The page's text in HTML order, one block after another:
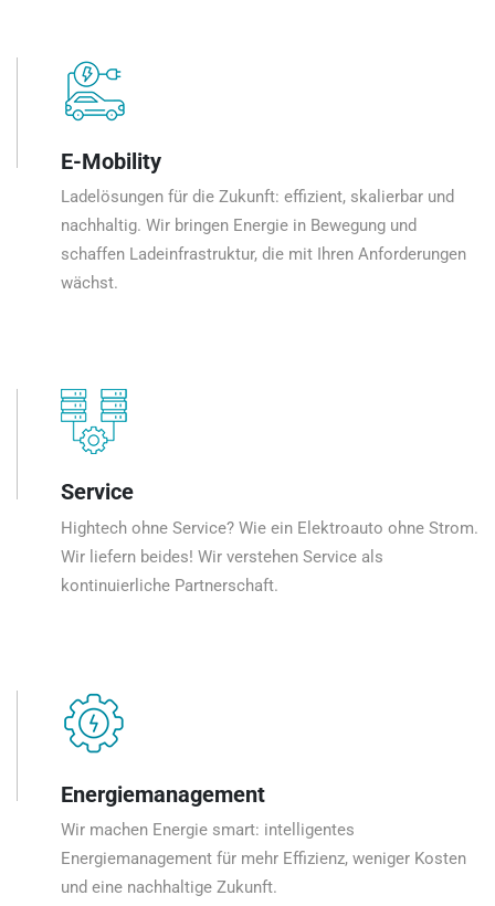
E-Mobility
Ladelösungen für die Zukunft: effizient, skalierbar und
nachhaltig. Wir bringen Energie in Bewegung und
schaffen Ladeinfrastruktur, die mit Ihren Anforderungen
wächst.
Service
Hightech ohne Service? Wie ein Elektroauto ohne Strom.
Wir liefern beides! Wir verstehen Service als
kontinuierliche Partnerschaft.
Energiemanagement
Wir machen Energie smart: intelligentes
Energiemanagement für mehr Effizienz, weniger Kosten
und eine nachhaltige Zukunft.